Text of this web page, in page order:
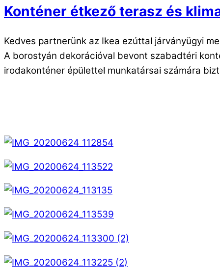
Konténer étkező terasz és
Kedves partnerünk az Ikea ezúttal járványügyi
A borostyán dekorációval bevont szabadtéri
irodakonténer épülettel munkatársai számára